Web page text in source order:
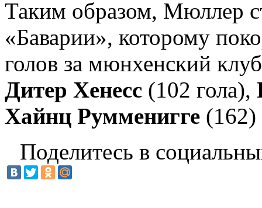
Таким образом, Мюллер
«Баварии», которому
голов за мюнхенский
Дитер Хенесс (102 гола),
Хайнц Румменигге
Поделитесь в